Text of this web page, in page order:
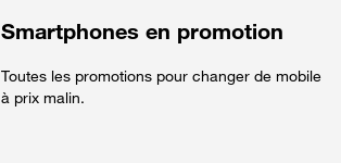
Smartphones en promotion
Toutes les promotions pour changer de mobile
à prix malin.